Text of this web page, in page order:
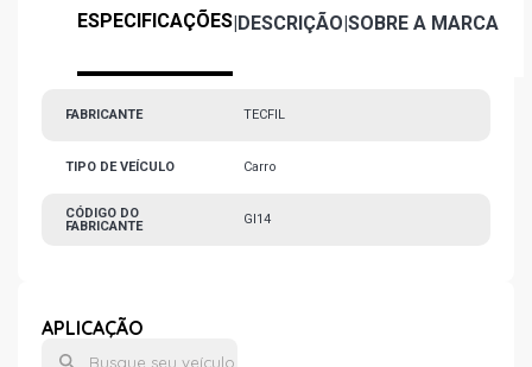
ESPECIFICAÇÕES|DESCRIÇÃO|SOBRE A MARCA
FABRICANTE TECFIL
TIPO DE VEÍCULO Carro
CÓDIGO DO
FABRICANTE
GI14
APLICAÇÃO